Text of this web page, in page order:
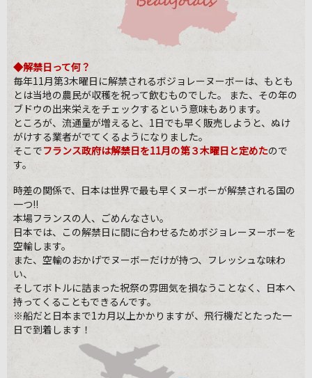
◆解禁日って何？
毎年11月第3木曜日に解禁されるボジョレーヌーボーは、もとも
とは当地の農民が収穫を祝って飲むものでした。 また、その年の
ブドウの出来栄えをチェックするという意味もあります。
ところが、流通量が増えると、1日でも早く販売しようと、ぬけ
がけする業者がでてくるようになりました。
そこでフランス政府は解禁日を11月の第３木曜日と定めたので
す。
時差の関係で、日本は世界で最も早くヌーボーが解禁される国の
一つ!!
本場フランスの人、ごめんなさい。
日本では、この解禁日に間に合わせるためボジョレーヌーボーを
空輸します。
また、空輸のおかげでヌーボーだけが持つ、フレッシュな味わ
い、
そしてボトルに詰まった祝祭の雰囲気を損なうことなく、日本へ
持ってくることもできるんです。
※船だと日本まで1カ月以上かかりますが、飛行機だとたった一
日で到着します！